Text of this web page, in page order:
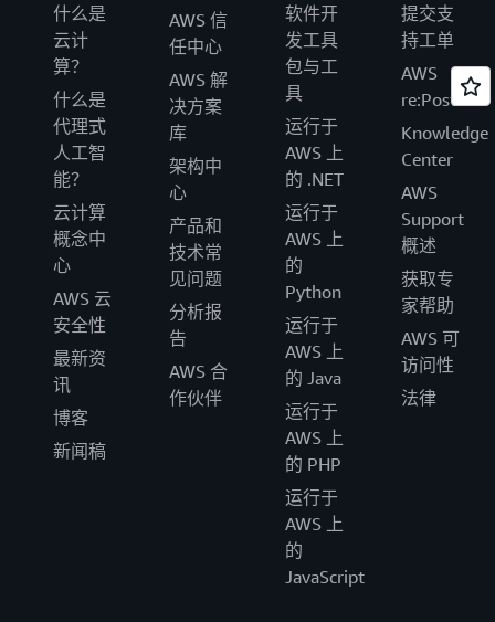
什么是
云计
算？
什么是
代理式
人工智
能？
云计算
概念中
心
AWS 云
安全性
最新资
讯
博客
新闻稿
AWS 信
任中心
AWS 解
决方案
库
架构中
心
产品和
技术常
见问题
分析报
告
AWS 合
作伙伴
软件开
发工具
包与工
具
运行于
AWS 上
的 .NET
运行于
AWS 上
的
Python
运行于
AWS 上
的 Java
运行于
AWS 上
的 PHP
运行于
AWS 上
的
JavaScript
提交支
持工单
AWS
re:Post
Knowledge
Center
AWS
Support
概述
获取专
家帮助
AWS 可
访问性
法律